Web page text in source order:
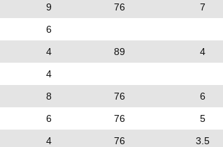
9 76 7
6
4 89 4
4
8 76 6
6 76 5
4 76 3.5